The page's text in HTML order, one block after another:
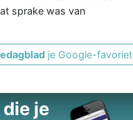
sprake was van
je Google-favoriet
je